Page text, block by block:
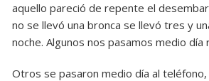
aquello pareció de repente el
no se llevó una bronca se llevó tres y
noche. Algunos nos pasamos medio
Otros se pasaron medio día al